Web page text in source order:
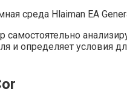
самостоятельно
и определяет условия